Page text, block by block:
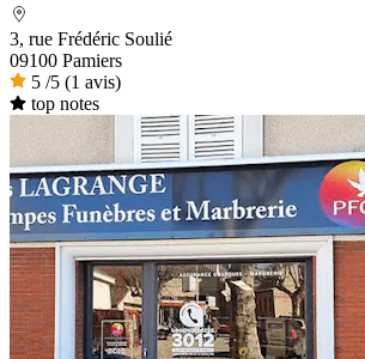
3, rue Frédéric Soulié
09100 Pamiers
5 /5 (1 avis)
top notes